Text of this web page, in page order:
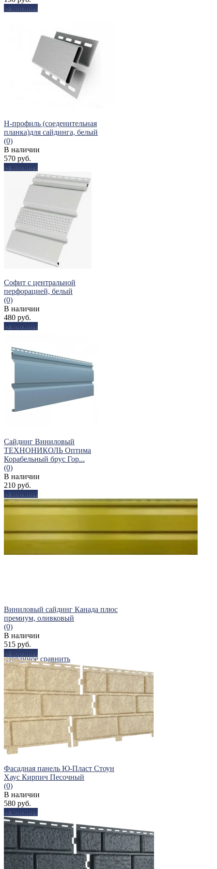
избранное
В корзину
избранное сравнить
H-профиль (соеденительная
планка)для сайдинга, белый
(0)
В наличии
570 руб.
В корзину
Софит с центральной
перфорацией, белый
(0)
В наличии
480 руб.
В корзину
избранное сравнить
Сайдинг Виниловый
ТЕХНОНИКОЛЬ Оптима
Корабельный брус Гор...
(0)
В наличии
210 руб.
В корзину
избранное сравнить
Виниловый сайдинг Канада плюс
премиум, оливковый
(0)
В наличии
515 руб.
В корзину
избранное сравнить
Фасадная панель Ю-Пласт Стоун
Хаус Кирпич Песочный
(0)
В наличии
580 руб.
В корзину